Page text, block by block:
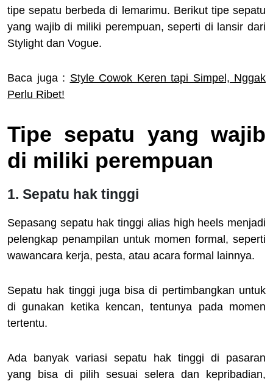
tipe sepatu berbeda di lemarimu. Berikut tipe sepatu
yang wajib di miliki perempuan, seperti di lansir dari
Stylight dan Vogue.
Baca juga : Style Cowok Keren tapi Simpel, Nggak
Perlu Ribet!
Tipe sepatu yang wajib
di miliki perempuan
1. Sepatu hak tinggi
Sepasang sepatu hak tinggi alias high heels menjadi
pelengkap penampilan untuk momen formal, seperti
wawancara kerja, pesta, atau acara formal lainnya.
Sepatu hak tinggi juga bisa di pertimbangkan untuk
di gunakan ketika kencan, tentunya pada momen
tertentu.
Ada banyak variasi sepatu hak tinggi di pasaran
yang bisa di pilih sesuai selera dan kepribadian,